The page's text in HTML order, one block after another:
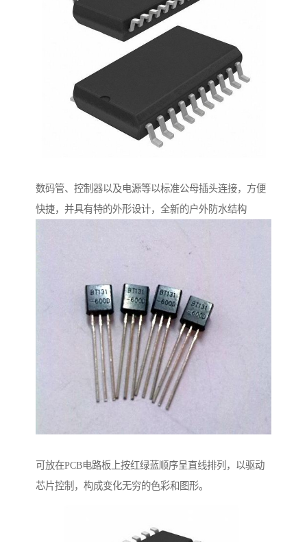
数码管、控制器以及电源等以标准公母插头连接，方便
快捷，并具有特的外形设计，全新的户外防水结构
可放在PCB电路板上按红绿蓝顺序呈直线排列，以驱动
芯片控制，构成变化无穷的色彩和图形。